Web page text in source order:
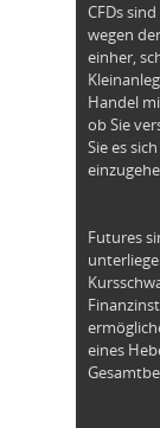
CFDs
wegen
einher,
Handel
ob Sie
Sie es
Futures
eines